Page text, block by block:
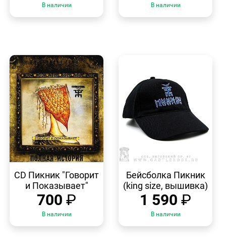
В наличии В наличии
ПРОСМОТР
CD Пикник "Говорит
и Показывает"
700 ₽
В наличии
ПРОСМОТР
Бейсболка Пикник
(king size, вышивка)
1 590 ₽
В наличии